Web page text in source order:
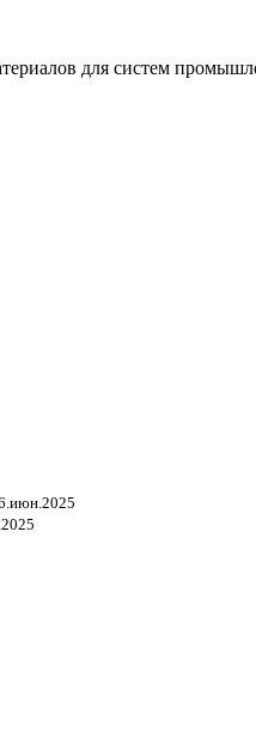
для систем